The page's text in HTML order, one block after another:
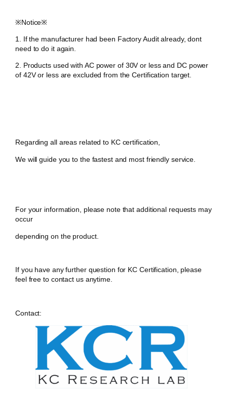
​※Notice※
1. If the manufacturer had been Factory Audit already, dont
need to do it again.
2. Products used with AC power of 30V or less and DC power
of 42V or less are excluded from the Certification target.
Regarding all areas related to KC certification,
We will guide you to the fastest and most friendly service.
For your information, please note that additional requests may
occur
depending on the product.
If you have any further question for KC Certification, please
feel free to contact us anytime.
Contact: